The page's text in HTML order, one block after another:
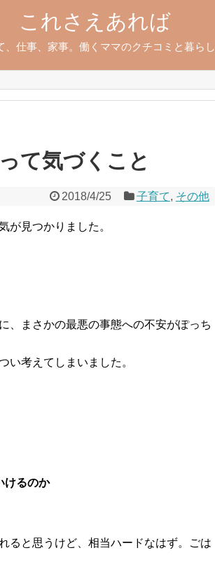
これさえあれば
、仕事、家事。働くママのクチコミと暮らし
て気づくこと
2018/4/25 子育て, その他
が見つかりました。
、まさかの最悪の事態への不安がぽっち
つい考えてしまいました。
けるのか
ると思うけど、相当ハードなはず。ごは